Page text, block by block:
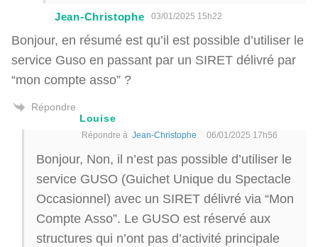
Jean-Christophe 03/01/2025 15h22
Bonjour, en résumé est qu’il est possible d’utiliser le
service Guso en passant par un SIRET délivré par
“mon compte asso” ?
Répondre
Louise
Répondre à Jean-Christophe 06/01/2025 17h56
Bonjour, Non, il n’est pas possible d’utiliser le
service GUSO (Guichet Unique du Spectacle
Occasionnel) avec un SIRET délivré via “Mon
Compte Asso”. Le GUSO est réservé aux
structures qui n’ont pas d’activité principale